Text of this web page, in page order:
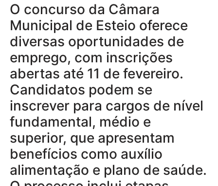
O concurso da Câmara
Municipal de Esteio oferece
diversas oportunidades de
emprego, com inscrições
abertas até 11 de fevereiro.
Candidatos podem se
inscrever para cargos de nível
fundamental, médio e
superior, que apresentam
benefícios como auxílio
alimentação e plano de saúde.